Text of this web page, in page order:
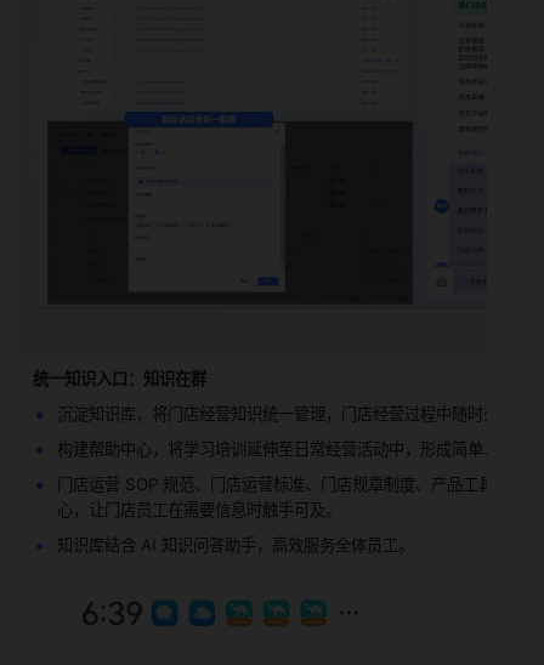
统一知识入口：知识在群
沉淀知识库，将门店经营知识统一管理，门店经营过程中随时查看学
构建帮助中心，将学习培训延伸至日常经营活动中，形成简单、清晰
门店运营 SOP 规范、门店运营标准、门店规章制度、产品工具包等
心，让门店员工在需要信息时触手可及。
知识库结合 AI 知识问答助手，高效服务全体员工。